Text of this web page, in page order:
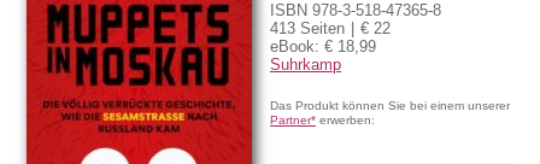
ISBN 978-3-518-47365-8
413 Seiten
€ 22
eBook: € 18,99
Suhrkamp
Das Produkt können Sie bei einem unserer
Partner* erwerben: